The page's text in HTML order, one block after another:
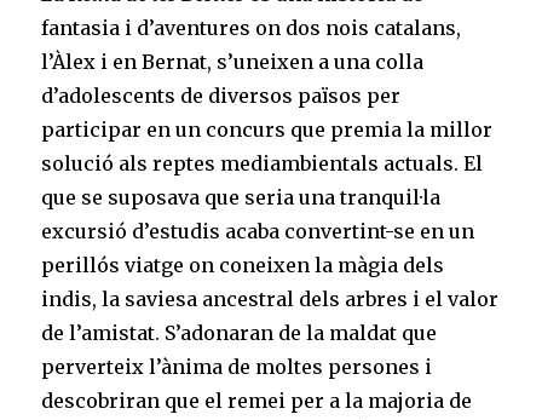
fantasia i d’aventures on dos nois catalans,
l’Àlex i en Bernat, s’uneixen a una colla
d’adolescents de diversos països per
participar en un concurs que premia la millor
solució als reptes mediambientals actuals. El
que se suposava que seria una tranquil·la
excursió d’estudis acaba convertint-se en un
perillós viatge on coneixen la màgia dels
indis, la saviesa ancestral dels arbres i el valor
de l’amistat. S’adonaran de la maldat que
perverteix l’ànima de moltes persones i
descobriran que el remei per a la majoria de